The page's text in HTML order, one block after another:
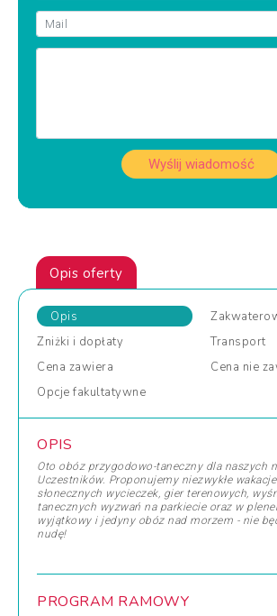
Wyślij wiadomość
Opis oferty
Opis
Zniżki i dopłaty
Transport
Cena zawiera Cena nie
Opcje fakultatywne
OPIS
Oto obóz przygodowo-taneczny dla naszych
Uczestników. Proponujemy niezwykłe
słonecznych wycieczek, gier terenowych,
tanecznych wyzwań na parkiecie oraz w
wyjątkowy i jedyny obóz nad morzem - nie
nudę!
PROGRAM RAMOWY